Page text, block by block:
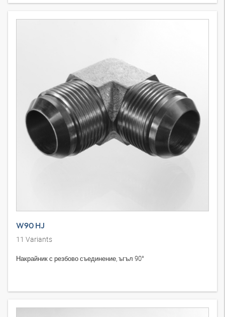
W90 HJ
11 Variants
Накрайник с резбово съединение, ъгъл 90°